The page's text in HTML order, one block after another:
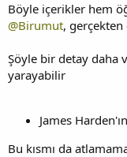
Böyle içerikler hem
@Birumut, gerçekten
Şöyle bir detay daha
yarayabilir
James
Bu kısmı da